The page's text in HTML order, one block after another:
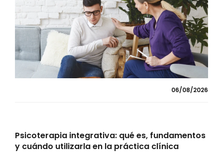
06/08/2026
Psicoterapia integrativa: qué es, fundamentos
y cuándo utilizarla en la práctica clínica